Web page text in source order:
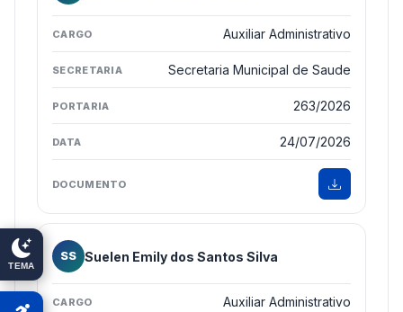
TEMA
Auxiliar Administrativo
Secretaria Municipal de Saude
263/2026
24/07/2026
SS Suelen Emily dos Santos Silva
Auxiliar Administrativo